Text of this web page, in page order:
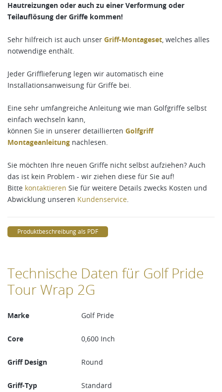
Hautreizungen oder auch zu einer Verformung oder
Teilauflösung der Griffe kommen!
Sehr hilfreich ist auch unser Griff-Montageset, welches alles
notwendige enthält.
Jeder Grifflieferung legen wir automatisch eine
Installationsanweisung für Griffe bei.
Eine sehr umfangreiche Anleitung wie man Golfgriffe selbst
einfach wechseln kann,
können Sie in unserer detaillierten Golfgriff
Montageanleitung nachlesen.
Sie möchten Ihre neuen Griffe nicht selbst aufziehen? Auch
das ist kein Problem - wir ziehen diese für Sie auf!
Bitte kontaktieren Sie für weitere Details zwecks Kosten und
Abwicklung unseren Kundenservice.
Produktbeschreibung als PDF
Technische Daten für Golf Pride
Tour Wrap 2G
Marke Golf Pride
Core 0,600 Inch
Griff Design Round
Griff-Typ Standard